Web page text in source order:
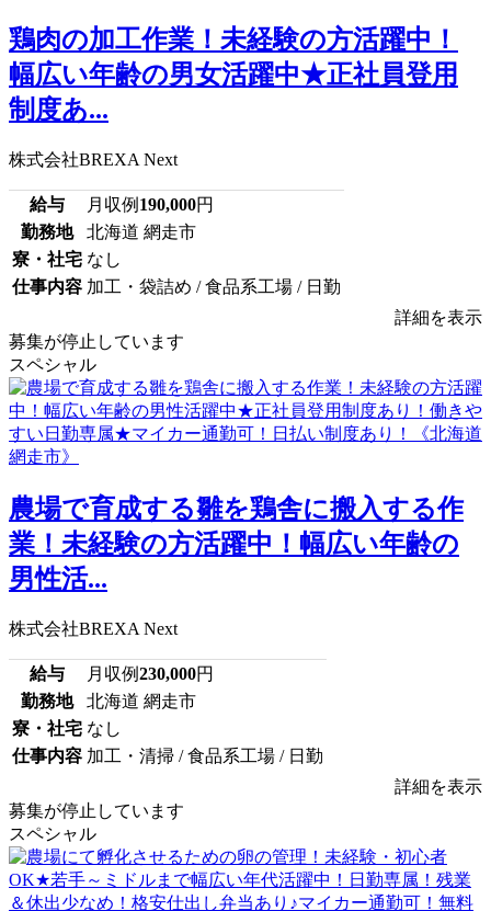
鶏肉の加工作業！未経験の方活躍中！
幅広い年齢の男女活躍中★正社員登用
制度あ...
株式会社BREXA Next
給与 月収例 190,000円
勤務地
北海道 網走市
寮・社宅 なし
仕事内容 加工・袋詰め / 食品系工場 / 日勤
詳細を表示
募集が停止しています
スペシャル
農場で育成する雛を鶏舎に搬入する作
業！未経験の方活躍中！幅広い年齢の
男性活...
株式会社BREXA Next
給与 月収例230,000円
勤務地
北海道 網走市
寮・社宅 なし
仕事内容 加工・清掃 / 食品系工場 / 日勤
詳細を表示
募集が停止しています
スペシャル